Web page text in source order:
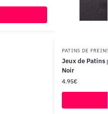
PATINS DE
Jeux de Patins
Noir
4.95€